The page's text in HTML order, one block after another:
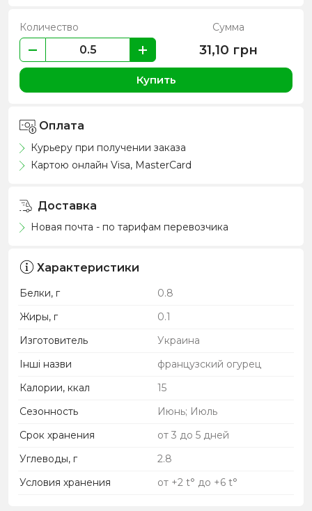
Количество Сумма
31,10 грн
Купить
Оплата
Курьеру при получении заказа
Картою онлайн Visa, MasterCard
Доставка
Новая почта - по тарифам перевозчика
Характеристики
Белки, г
0.8
Жиры, г
0.1
Изготовитель
Украина
Інші назви
французский огурец
Калории, ккал
15
Сезонность
Июнь; Июль
Срок хранения
от 3 до 5 дней
Углеводы, г
2.8
Условия хранения
от +2 t° до +6 t°